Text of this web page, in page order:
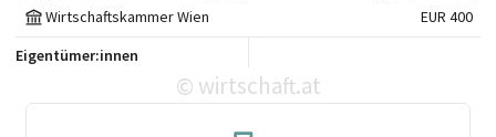
Wirtschaftskammer Wien
EUR 400
Eigentümer:innen
© wirtschaft.at